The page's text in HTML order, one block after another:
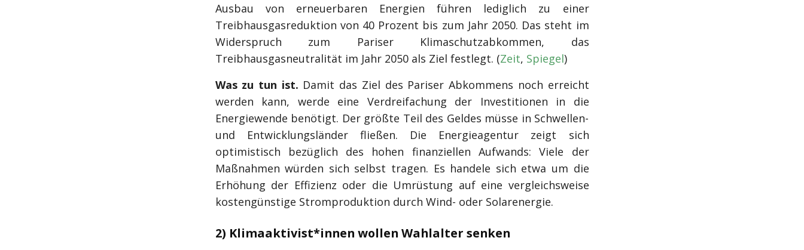
Ausbau von erneuerbaren Energien führen lediglich zu einer
Treibhausgasreduktion von 40 Prozent bis zum Jahr 2050. Das steht im
Widerspruch zum Pariser Klimaschutzabkommen, das
Treibhausgasneutralität im Jahr 2050 als Ziel festlegt. (Zeit, Spiegel)
Was zu tun ist. Damit das Ziel des Pariser Abkommens noch erreicht
werden kann, werde eine Verdreifachung der Investitionen in die
Energiewende benötigt. Der größte Teil des Geldes müsse in Schwellen-
und Entwicklungsländer fließen. Die Energieagentur zeigt sich
optimistisch bezüglich des hohen finanziellen Aufwands: Viele der
Maßnahmen würden sich selbst tragen. Es handele sich etwa um die
Erhöhung der Effizienz oder die Umrüstung auf eine vergleichsweise
kostengünstige Stromproduktion durch Wind- oder Solarenergie.
2) Klimaaktivist*innen wollen Wahlalter senken